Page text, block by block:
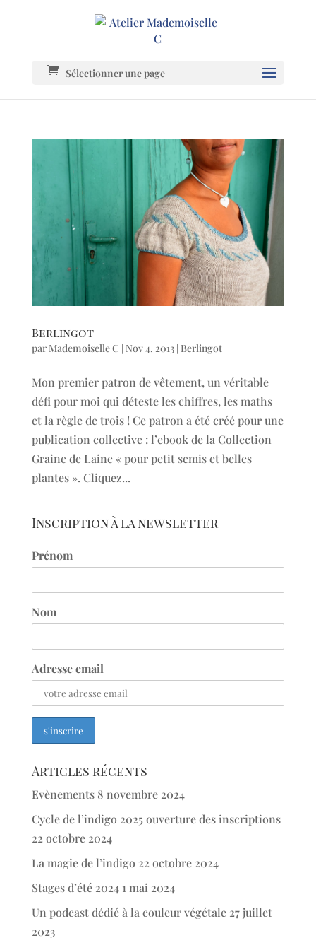
Sélectionner une page
Berlingot
par Mademoiselle C Nov 4, 2013| Berlingot
Mon premier patron de vêtement, un véritable
défi pour moi qui déteste les chiffres, les maths
et la règle de trois ! Ce patron a été créé pour une
publication collective : l’ebook de la Collection
Graine de Laine « pour petit semis et belles
plantes ». Cliquez...
Inscription à la newsletter
Prénom
Nom
Adresse email
Articles récents
Evènements 8 novembre 2024
Cycle de l’indigo 2025 ouverture des inscriptions
22 octobre 2024
La magie de l’indigo 22 octobre 2024
Stages d’été 2024 1 mai 2024
Un podcast dédié à la couleur végétale 27 juillet
2023